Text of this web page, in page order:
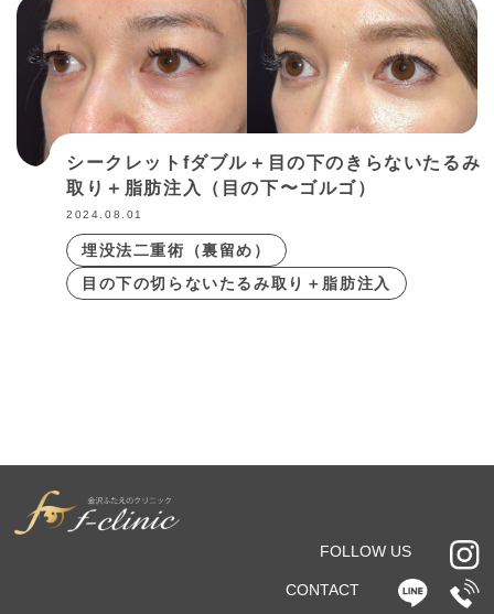
シークレットfダブル＋目の下のきらないたるみ
取り＋脂肪注入（目の下〜ゴルゴ）
2024.08.01
埋没法二重術（裏留め）
目の下の切らないたるみ取り＋脂肪注入
FOLLOW US
CONTACT